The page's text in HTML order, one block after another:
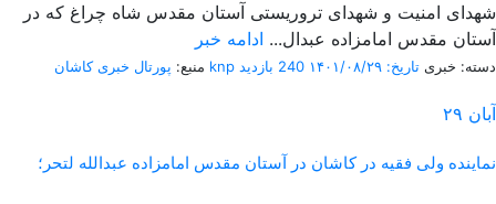
شهدای امنیت و شهدای تروریستی آستان مقدس شاه چراغ که در
آستان مقدس امامزاده عبدال... ادامه خبر
منبع: پورتال خبری كاشان knp دسته: خبری تاریخ: ۱۴۰۱/۰۸/۲۹ 240 بازدید
۲۹ آبان
نماینده ولی فقیه در کاشان در آستان مقدس امامزاده عبدالله لتحر؛